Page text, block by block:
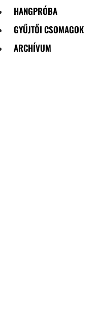
HANGPRÓBA
GYŰJTŐI CSOMAGOK
ARCHÍVUM